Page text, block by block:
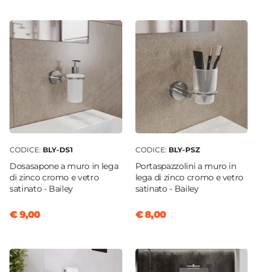
CODICE: BLY-DS1
Dosasapone a muro in lega
di zinco cromo e vetro
satinato - Bailey
€ 9,00
CODICE: BLY-PSZ
Portaspazzolini a muro in
lega di zinco cromo e vetro
satinato - Bailey
€ 8,00